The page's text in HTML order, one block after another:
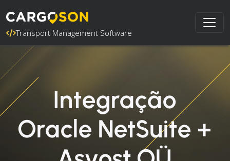
Transport Management Software
Integração
Oracle NetSuite +